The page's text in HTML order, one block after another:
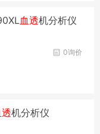
血透机分析仪
0询价
透机分析仪